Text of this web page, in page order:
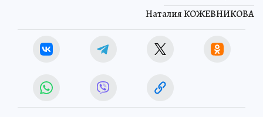
Наталия КОЖЕВНИКОВА